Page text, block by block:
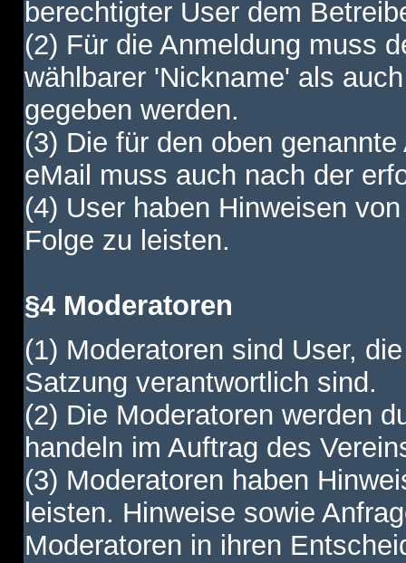
berechtigter User dem
(2) Für die Anmeldung muss
wählbarer 'Nickname' als
gegeben werden.
(3) Die für den oben
eMail muss auch nach der
(4) User haben Hinweisen
Folge zu leisten.
§4 Moderatoren
(1) Moderatoren sind User,
Satzung verantwortlich sind.
(2) Die Moderatoren werden
handeln im Auftrag des
(3) Moderatoren haben
leisten. Hinweise sowie
Moderatoren in ihren